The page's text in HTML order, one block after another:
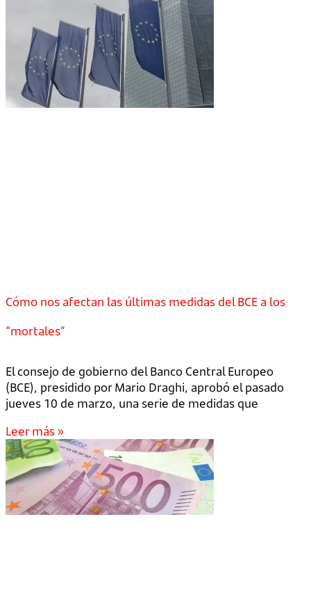
Cómo nos afectan las últimas medidas del BCE a los
“mortales”
El consejo de gobierno del Banco Central Europeo
(BCE), presidido por Mario Draghi, aprobó el pasado
jueves 10 de marzo, una serie de medidas que
Leer más »